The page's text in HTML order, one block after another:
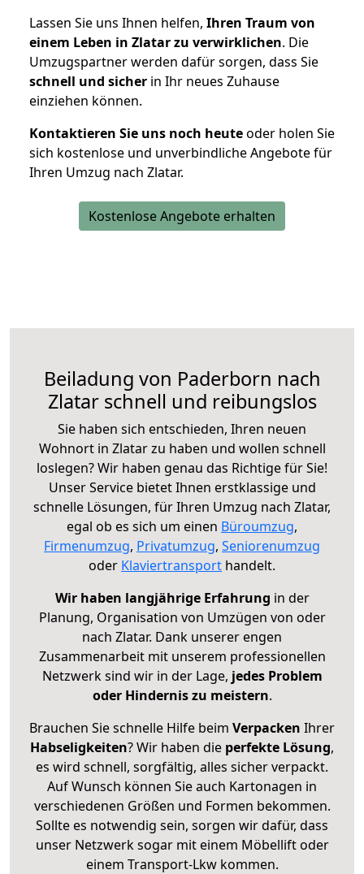
Lassen Sie uns Ihnen helfen, Ihren Traum von
einem Leben in Zlatar zu verwirklichen. Die
Umzugspartner werden dafür sorgen, dass Sie
schnell und sicher in Ihr neues Zuhause
einziehen können.
Kontaktieren Sie uns noch heuteoder holen Sie
sich kostenlose und unverbindliche Angebote für
Ihren Umzug nach Zlatar.
Kostenlose Angebote erhalten
Beiladung von Paderborn nach
Zlatar schnell und reibungslos
Sie haben sich entschieden, Ihren neuen
Wohnort in Zlatar zu haben und wollen schnell
loslegen? Wir haben genau das Richtige für Sie!
Unser Service bietet Ihnen erstklassige und
schnelle Lösungen, für Ihren Umzug nach Zlatar,
egal ob es sich um einen Büroumzug,
Firmenumzug, Privatumzug, Seniorenumzug
oder Klaviertransport handelt.
Wir haben langjährige Erfahrung in der
Planung, Organisation von Umzügen von oder
nach Zlatar. Dank unserer engen
Zusammenarbeit mit unserem professionellen
Netzwerk sind wir in der Lage, jedes Problem
oder Hindernis zu meistern.
Brauchen Sie schnelle Hilfe beim Verpacken Ihrer
Habseligkeiten? Wir haben die perfekte Lösung,
es wird schnell, sorgfältig, alles sicher verpackt.
Auf Wunsch können Sie auch Kartonagen in
verschiedenen Größen und Formen bekommen.
Sollte es notwendig sein, sorgen wir dafür, dass
unser Netzwerk sogar mit einem Möbellift oder
einem Transport-Lkw kommen.